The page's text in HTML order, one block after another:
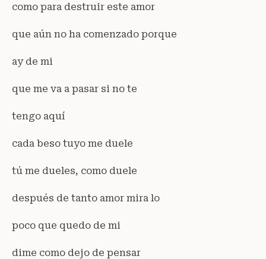
como para destruir este amor
que aún no ha comenzado porque
ay de mi
que me va a pasar si no te
tengo aquí
cada beso tuyo me duele
tú me dueles, como duele
después de tanto amor mira lo
poco que quedo de mi
dime como dejo de pensar